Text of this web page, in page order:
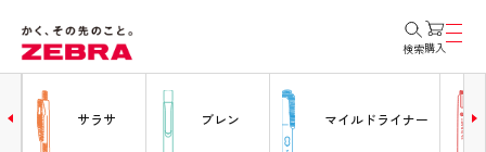
検索購入
サラサ ブレン マイルドライナー